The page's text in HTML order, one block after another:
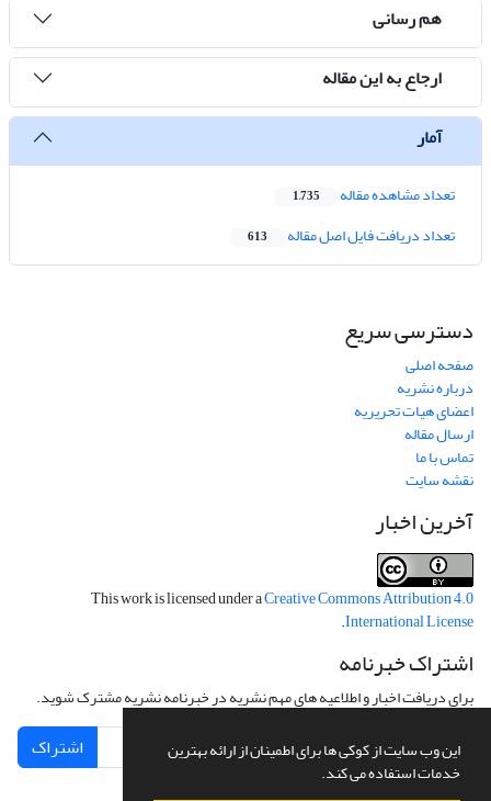
این وب سایت از کوکی ها برای اطمینان از ارائه بهترین
خدمات استفاده می کند.
هم رسانی
ارجاع به این مقاله
آمار
تعداد مشاهده مقاله 1,735
تعداد دریافت فایل اصل مقاله 613
دسترسی سریع
صفحه اصلی
درباره نشریه
اعضای هیات تحریریه
ارسال مقاله
تماس با ما
نقشه سایت
آخرین اخبار
This work is licensed under aCreative Commons Attribution 4.0
International License
.
اشتراک خبرنامه
برای دریافت اخبار و اطلاعیه های مهم نشریه در خبرنامه نشریه مشترک شوید.
اشتراک